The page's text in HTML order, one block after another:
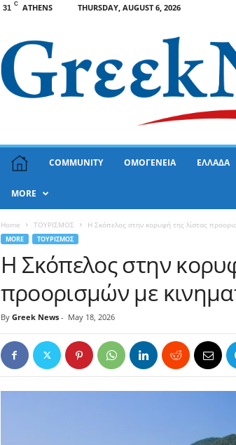
31 C ATHENS THURSDAY, AUGUST 6, 2026
COMMUNITY ΟΜΟΓΕΝΕΙΑ ΕΛΛΑΔΑ
MORE
Home ΤΟΥΡΙΣΜΟΣ Η Σκόπελος στην κορυφή της λίστας
MORE ΤΟΥΡΙΣΜΟΣ
Η Σκόπελος στην
προορισμών με
By Greek News- May 18, 2026